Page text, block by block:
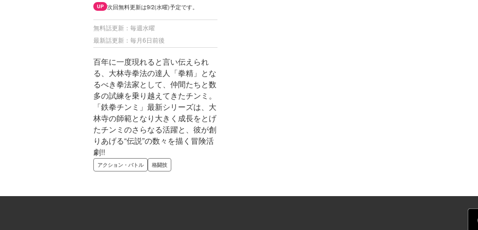
UP 次回無料更新は9/2(水曜)予定です。
無料話更新：毎週水曜
最新話更新：毎月6日前後
百年に一度現れると言い伝えられ
る、大林寺拳法の達人「拳精」とな
るべき拳法家として、仲間たちと数
多の試練を乗り越えてきたチンミ。
「鉄拳チンミ」最新シリーズは、大
林寺の師範となり大きく成長をとげ
たチンミのさらなる活躍と、彼が創
りあげる“伝説”の数々を描く冒険活
劇!!
アクション・バトル 格闘技